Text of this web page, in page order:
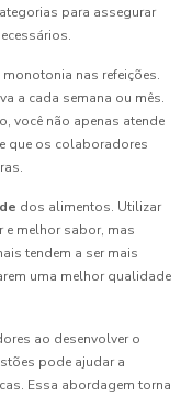
para assegurar
monotonia nas refeições.
a cada semana ou mês.
você não apenas atende
que os colaboradores
dos alimentos. Utilizar
e melhor sabor, mas
tendem a ser mais
uma melhor qualidade
ao desenvolver o
pode ajudar a
Essa abordagem torna